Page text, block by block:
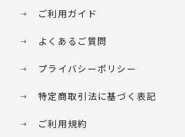
ご利用ガイド
よくあるご質問
プライバシーポリシー
特定商取引法に基づく表記
ご利用規約